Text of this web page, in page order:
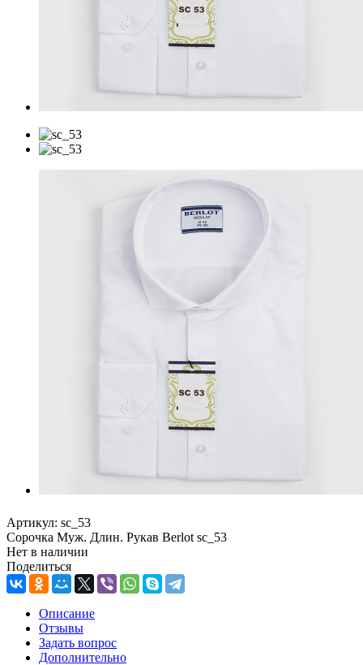
Артикул: sc_53
Сорочка Муж. Длин. Рукав Berlot sc_53
Нет в наличии
Поделиться
Описание
Отзывы
Задать вопрос
Дополнительно